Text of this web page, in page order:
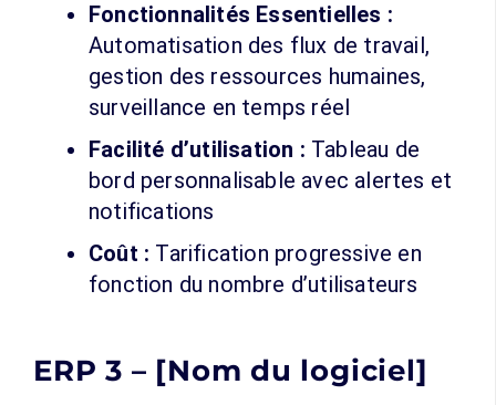
Fonctionnalités Essentielles :
Automatisation des flux de travail,
gestion des ressources humaines,
surveillance en temps réel
Facilité d’utilisation : Tableau de
bord personnalisable avec alertes et
notifications
Coût : Tarification progressive en
fonction du nombre d’utilisateurs
ERP 3 – [Nom du logiciel]